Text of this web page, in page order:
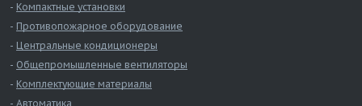
Компактные установки
Противопожарное оборудование
Центральные кондиционеры
Общепромышленные вентиляторы
Комплектующие материалы
Автоматика